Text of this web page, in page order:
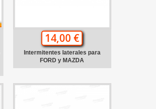
14,00 €
Intermitentes laterales para
FORD y MAZDA